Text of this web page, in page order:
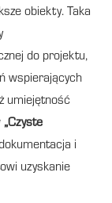
obiekty. Taka
do projektu,
wspierających
umiejętność
„Czyste
i
uzyskanie